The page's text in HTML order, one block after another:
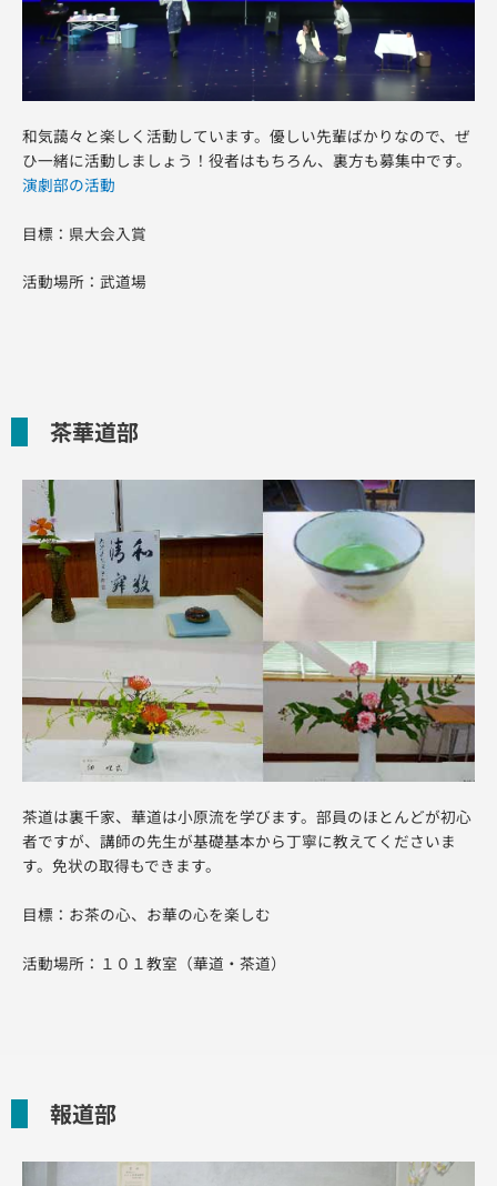
和気藹々と楽しく活動しています。優しい先輩ばかりなので、ぜ
ひ一緒に活動しましょう！役者はもちろん、裏方も募集中です。
演劇部の活動
目標：県大会入賞
活動場所：武道場
茶華道部
茶道は裏千家、華道は小原流を学びます。部員のほとんどが初心
者ですが、講師の先生が基礎基本から丁寧に教えてくださいま
す。免状の取得もできます。
目標：お茶の心、お華の心を楽しむ
活動場所：１０１教室（華道・茶道）
報道部